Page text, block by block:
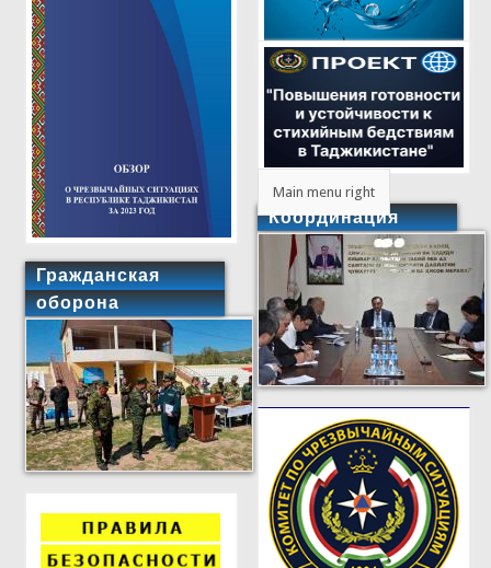
Гражданская
оборона
Main menu right
Координация